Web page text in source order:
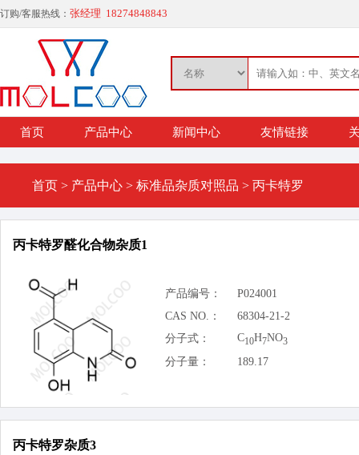
订购/客服热线： 张经理 18274848843
首页 产品中心 新闻中心 友情链接
首页 > 产品中心 > 标准品杂质对照品 > 丙卡特罗
丙卡特罗醛化合物杂质1
产品编号：
P024001
CAS NO.：
68304-21-2
分子式：
C10H7NO3
分子量： 189.17
丙卡特罗杂质3